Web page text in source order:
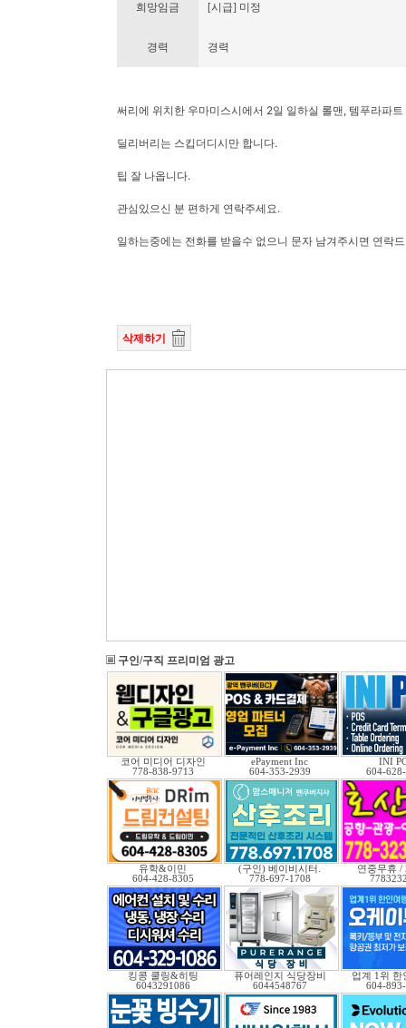
희망임금 [시급] 미정
경력 경력
써리에 위치한 우마미스시에서 2일 일하실 롤맨, 템푸라파
딜리버리는 스킵더디시만 합니다.
팁 잘 나옵니다.
관심있으신 분 편하게 연락주세요.
일하는중에는 전화를 받을수 없으니 문자 남겨주시면 연락
삭제하기
구인/구직 프리미엄 광고
코어 미디어 디자인
778-838-9713
ePayment Inc
604-353-2939
INI
604-
유학&이민
604-428-8305
(구인) 베이비시터.
778-697-1708
연중무휴 /
킹콩 쿨링&히팅
6043291086
퓨어레인지 식당장비
6044548767
업계 1위 한
604-